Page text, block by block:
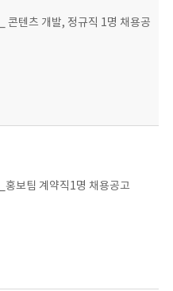
콘텐츠 개발, 정규직 1명 채용공
홍보팀 계약직1명 채용공고